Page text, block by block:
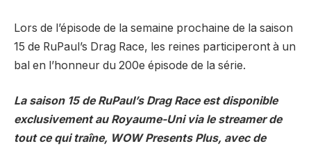
Lors de l’épisode de la semaine prochaine de la saison
15 de RuPaul’s Drag Race, les reines participeront à un
bal en l’honneur du 200e épisode de la série.
La saison 15 de RuPaul’s Drag Race est disponible
exclusivement au Royaume-Uni via le streamer de
tout ce qui traîne, WOW Presents Plus, avec de